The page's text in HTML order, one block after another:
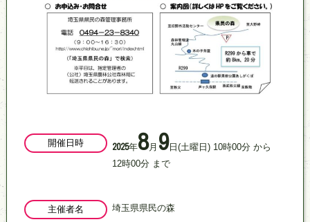
開催日時 2025年8月 9日(土曜日) 10時00分 から
12時00分 まで
主催者名 埼玉県県民の森